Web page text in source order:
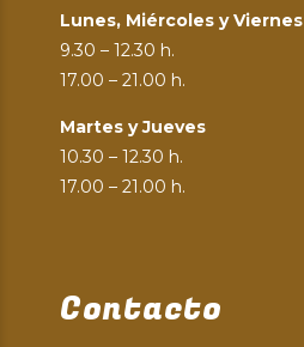
Lunes, Miércoles y Viernes
9.30 – 12.30 h.
17.00 – 21.00 h.
Martes y Jueves
10.30 – 12.30 h.
17.00 – 21.00 h.
Contacto